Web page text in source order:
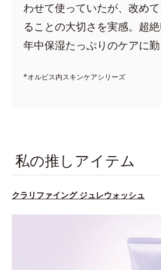
わせて使っていたが、改め
ることの大切さを実感。超絶
年中保湿たっぷりのケアに勤
*オルビス内スキンケアシリーズ
私の推しアイテム
クラリファイング ジュレウォッシュ